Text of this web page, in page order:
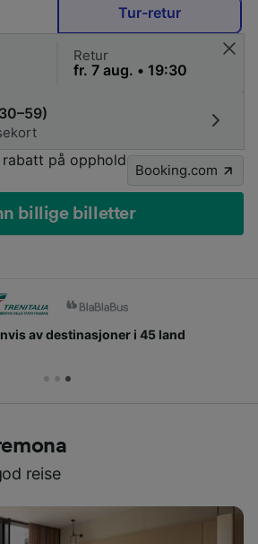
Tur-retur
Retur
på opphold
Booking.com
billige billetter
av destinasjoner i 45 land
reise